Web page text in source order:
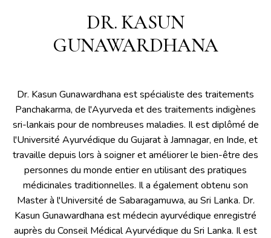
DR. KASUN
GUNAWARDHANA
Dr. Kasun Gunawardhana est spécialiste des traitements
Panchakarma, de l'Ayurveda et des traitements indigènes
sri-lankais pour de nombreuses maladies. Il est diplômé de
l'Université Ayurvédique du Gujarat à Jamnagar, en Inde, et
travaille depuis lors à soigner et améliorer le bien-être des
personnes du monde entier en utilisant des pratiques
médicinales traditionnelles. Il a également obtenu son
Master à l'Université de Sabaragamuwa, au Sri Lanka. Dr.
Kasun Gunawardhana est médecin ayurvédique enregistré
auprès du Conseil Médical Ayurvédique du Sri Lanka. Il est